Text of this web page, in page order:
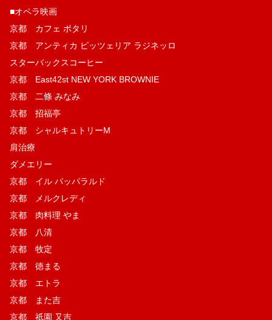
■オペラ映画
京都 カフェ ポタリ
京都 アンティカ ピッツェリア ラジネッロ
スターバックスコーヒー
京都 East42st NEW YORK BROWNIE
京都 二條 みなみ
京都 招福亭
京都 シャルキュトリーM
肩治療
ダメエリー
京都 イル パッパラルド
京都 メルクレディ
京都 肉料理 やま
京都 八清
京都 牧定
京都 徳まる
京都 エトラ
京都 また吉
京都 祇園 又吉